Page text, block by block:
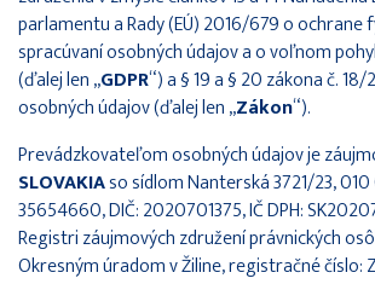
parlamentu a Rady (EÚ) 2016/679 o ochrane
spracúvaní osobných údajov a o voľnom
(ďalej len „GDPR“) a § 19 a § 20 zákona č.
osobných údajov (ďalej len „Zákon“).
Prevádzkovateľom osobných údajov je
SLOVAKIAso sídlom Nanterská 3721/23, 010
35654660, DIČ: 2020701375, IČ DPH:
Registri záujmových združení právnických
Okresným úradom v Žiline, registračné číslo: